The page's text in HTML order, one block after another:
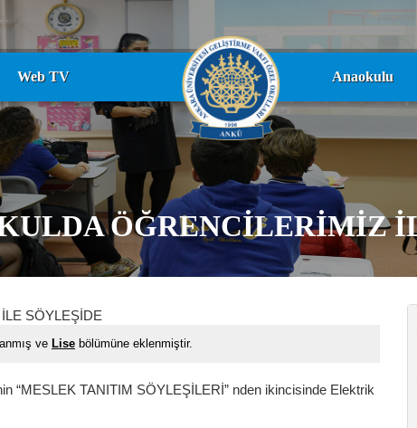
Web TV Anaokulu
ÖĞRENCİLERİMİZ
ve Lise bölümüne eklenmiştir.
“MESLEK TANITIM SÖYLEŞİLERİ” nden ikincisinde Elektrik